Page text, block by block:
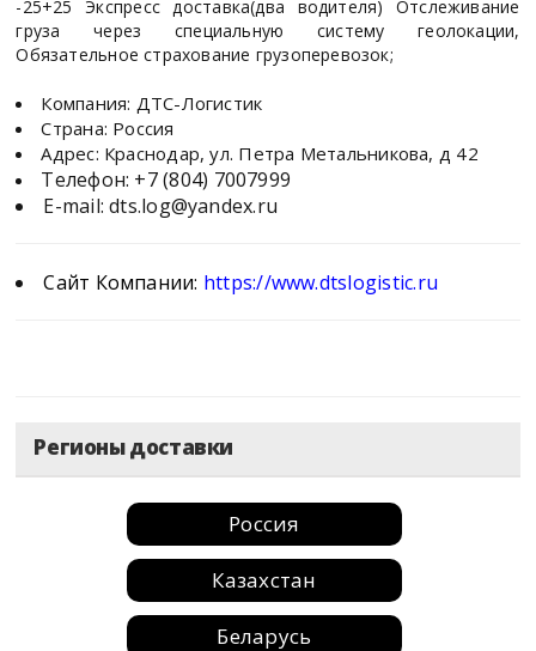
-25+25 Экспресс доставка(два водителя) Отслеживание
груза через специальную систему геолокации,
Обязательное страхование грузоперевозок;
Компания: ДТС-Логистик
Страна: Россия
Адрес: Краснодар, ул. Петра Метальникова, д 42
Телефон: +7 (804) 7007999
E-mail: dts.log@yandex.ru
Сайт Компании: https://www.dtslogistic.ru
Регионы доставки
Россия
Казахстан
Беларусь